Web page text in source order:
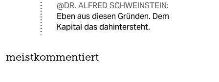
@DR. ALFRED SCHWEINSTEIN:
Eben aus diesen Gründen. Dem
Kapital das dahintersteht.
meistkommentiert